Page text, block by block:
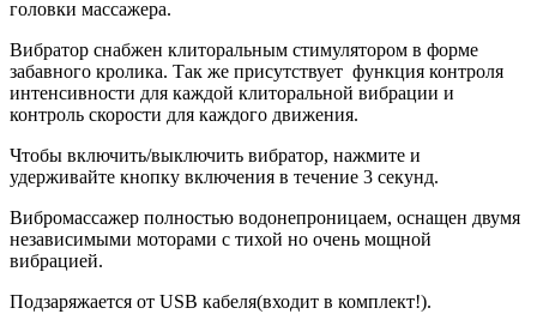
головки массажера.
Вибратор снабжен клиторальным стимулятором в форме
забавного кролика. Так же присутствует функция контроля
интенсивности для каждой клиторальной вибрации и
контроль скорости для каждого движения.
Чтобы включить/выключить вибратор, нажмите и
удерживайте кнопку включения в течение 3 секунд.
Вибромассажер полностью водонепроницаем, оснащен двумя
независимыми моторами с тихой но очень мощной
вибрацией.
Подзаряжается от USB кабеля(входит в комплект!).